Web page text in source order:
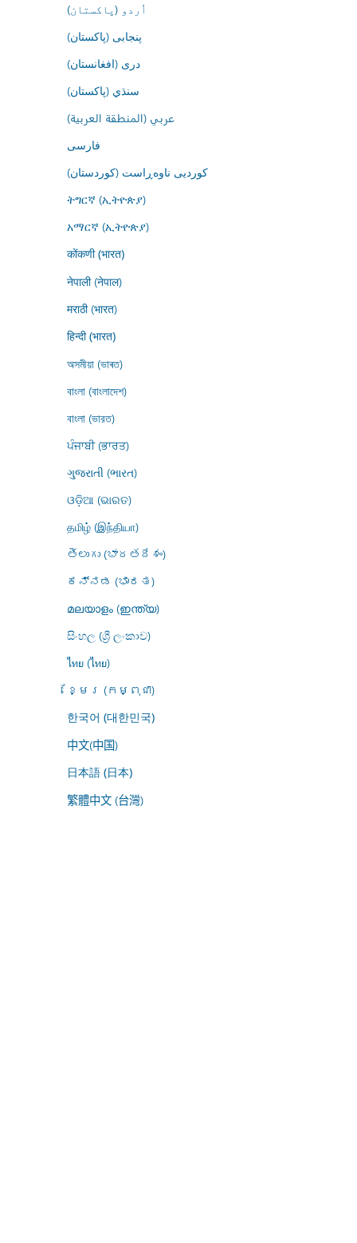
اُردو (پاکستان)
پنجابی (پاکستان)
درى (افغانستان)
سنڌي (پاکستان)
عربي (المنطقة العربية)
فارسى
کوردیی ناوەڕاست (کوردستان)
ትግርኛ (ኢትዮጵያ)
አማርኛ (ኢትዮጵያ)
कोंकणी (भारत)
नेपाली (नेपाल)
मराठी (भारत)
हिन्दी (भारत)
অসমীয়া (ভাৰত)
বাংলা (বাংলাদেশ)
বাংলা (ভারত)
ਪੰਜਾਬੀ (ਭਾਰਤ)
ગુજરાતી (ભારત)
ଓଡ଼ିଆ (ଭାରତ)
தமிழ் (இந்தியா)
తెలుగు (భారతదేశం)
ಕನ್ನಡ (ಭಾರತ)
മലയാളം (ഇന്ത്യ)
සිංහල (ශ්‍රී ලංකාව)
ไทย (ไทย)
ខ្មែរ (កម្ពុជា)
한국어 (대한민국)
中文(中国)
日本語 (日本)
繁體中文 (台灣)